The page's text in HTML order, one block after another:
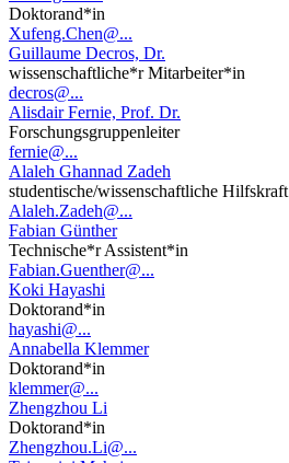
Doktorand*in
Xufeng.Chen@...
Guillaume Decros, Dr.
wissenschaftliche*r Mitarbeiter*in
decros@...
Alisdair Fernie, Prof. Dr.
Forschungsgruppenleiter
fernie@...
Alaleh Ghannad Zadeh
studentische/wissenschaftliche Hilfskraft
Alaleh.Zadeh@...
Fabian Günther
Technische*r Assistent*in
Fabian.Guenther@...
Koki Hayashi
Doktorand*in
hayashi@...
Annabella Klemmer
Doktorand*in
klemmer@...
Zhengzhou Li
Doktorand*in
Zhengzhou.Li@...